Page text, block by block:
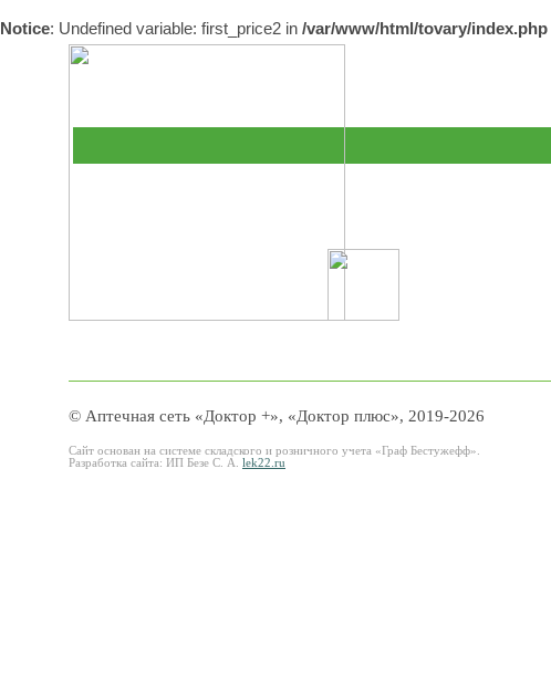
Notice: Undefined variable: first_price2 in /var/www/html/tovary/index.php
© Аптечная сеть «Доктор +», «Доктор плюс», 2019-2026
Сайт основан на системе складского и розничного учета «Граф Бестужефф».
Разработка сайта: ИП Безе С. А. lek22.ru